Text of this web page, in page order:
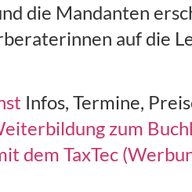
die Mandanten
auf die
Infos, Termine,
zum
dem TaxTec